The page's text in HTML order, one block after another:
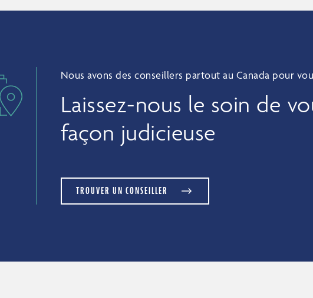
Nous avons des conseillers partout au Canada pour
Laissez-nous le soin de
façon judicieuse
TROUVER UN CONSEILLER